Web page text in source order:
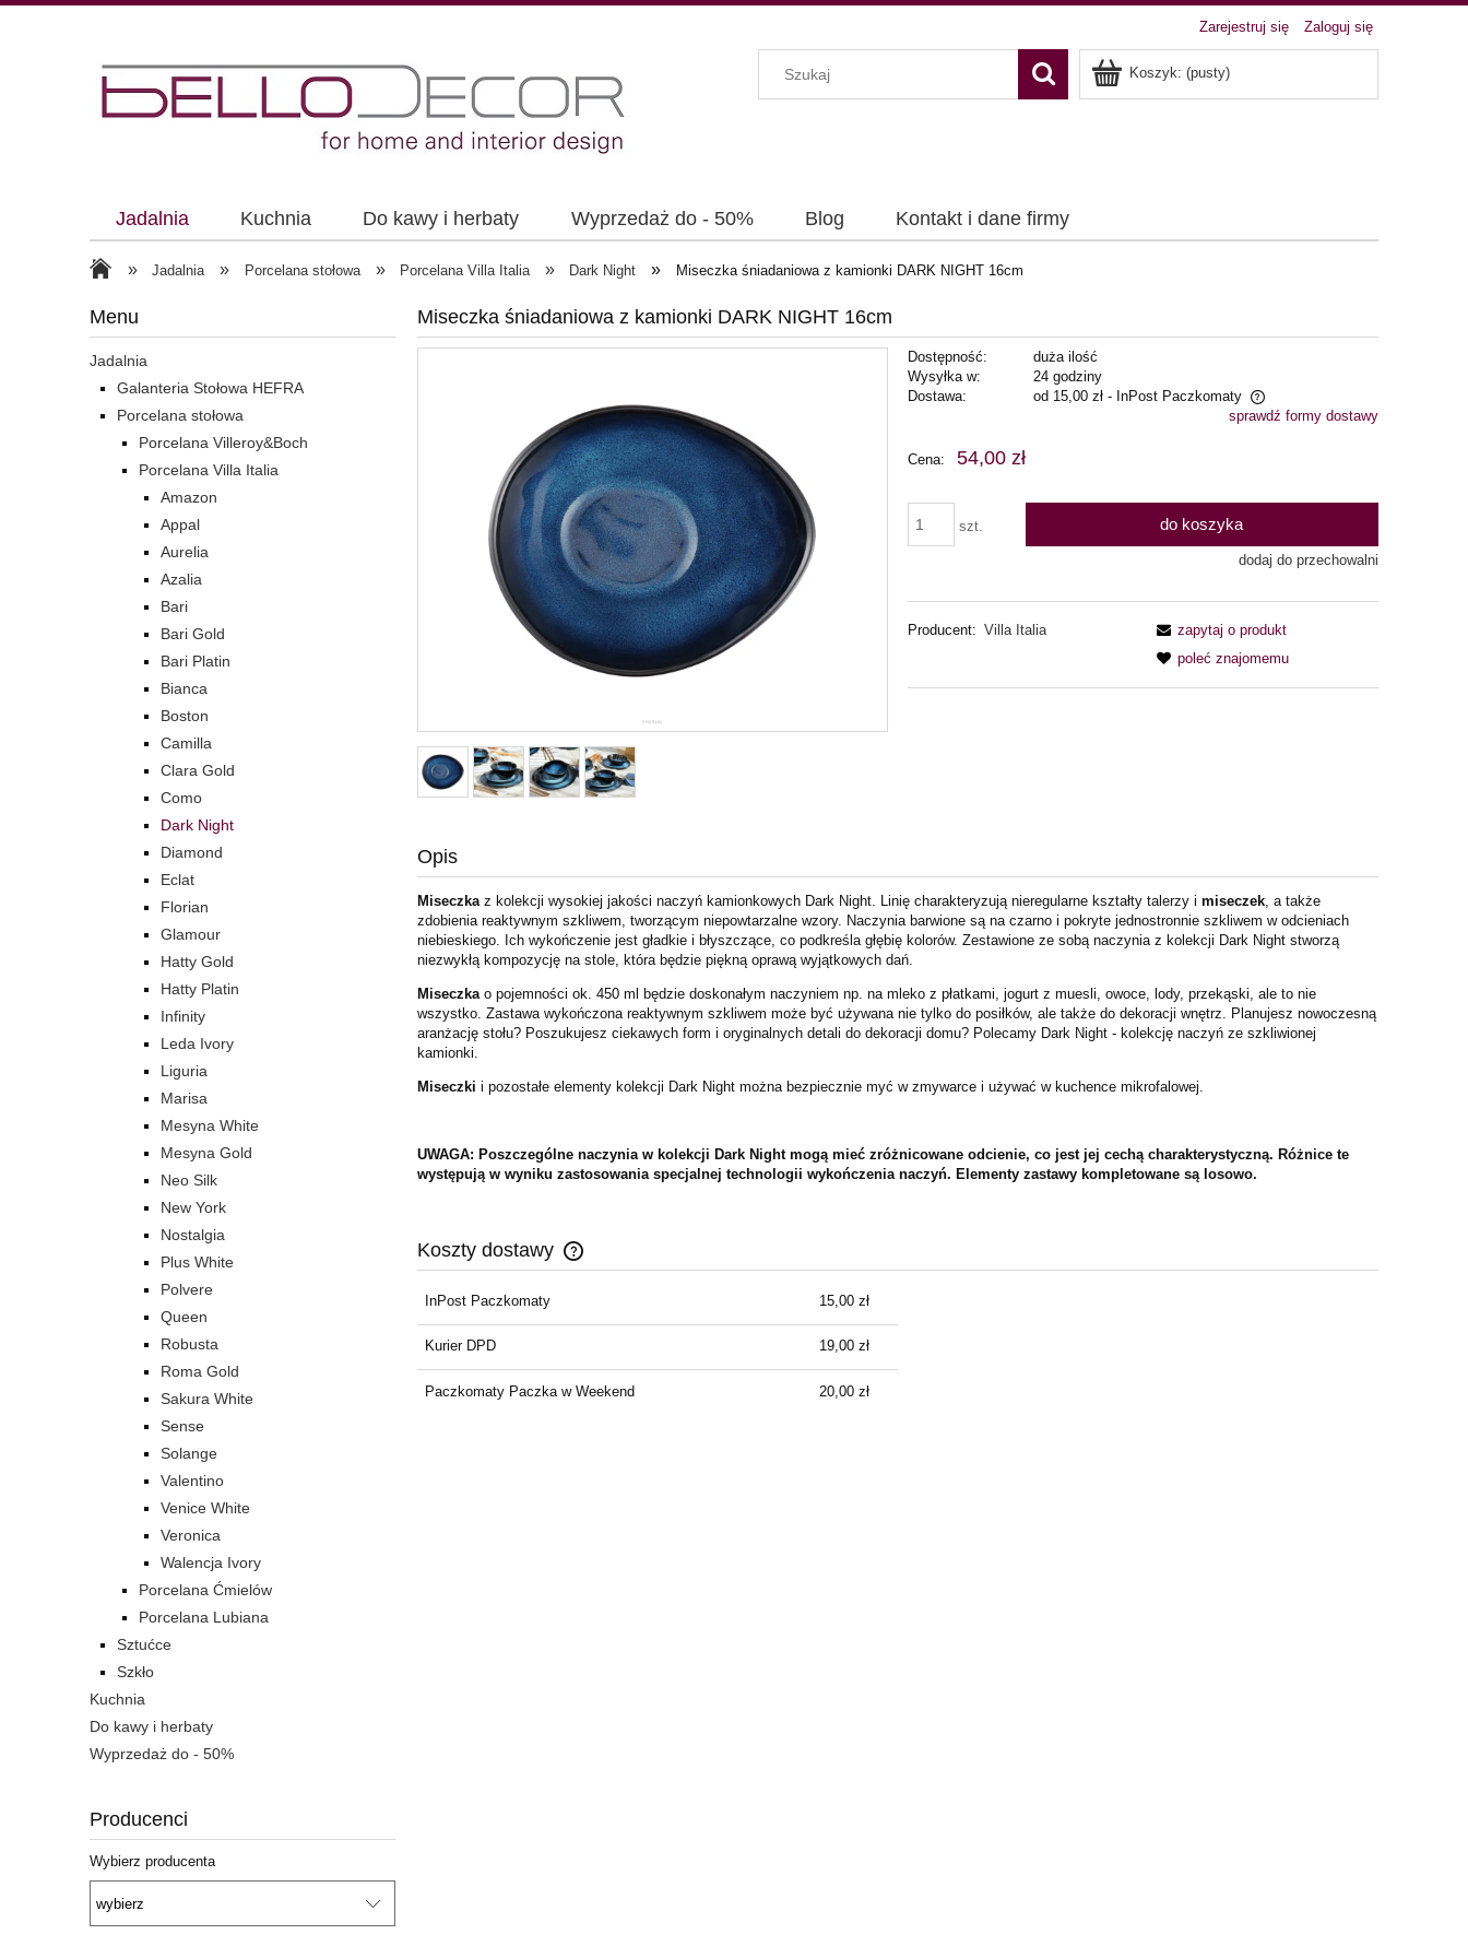
Zarejestruj się Zaloguj się
Koszyk: (pusty)
Jadalnia Kuchnia Do kawy i herbaty Wyprzedaż do - 50% Blog Kontakt i dane firmy
» Jadalnia » Porcelana stołowa » Porcelana Villa Italia » Dark Night » Miseczka śniadaniowa z kamionki DARK NIGHT 16cm
Menu
Jadalnia
Galanteria Stołowa HEFRA
Porcelana stołowa
Porcelana Villeroy&Boch
Porcelana Villa Italia
Amazon
Appal
Aurelia
Azalia
Bari
Bari Gold
Bari Platin
Bianca
Boston
Camilla
Clara Gold
Como
Dark Night
Diamond
Eclat
Florian
Glamour
Hatty Gold
Hatty Platin
Infinity
Leda Ivory
Liguria
Marisa
Mesyna White
Mesyna Gold
Neo Silk
New York
Nostalgia
Plus White
Polvere
Queen
Robusta
Roma Gold
Sakura White
Sense
Solange
Valentino
Venice White
Veronica
Walencja Ivory
Porcelana Ćmielów
Porcelana Lubiana
Sztućce
Szkło
Kuchnia
Do kawy i herbaty
Wyprzedaż do - 50%
Producenci
Wybierz producenta
Miseczka śniadaniowa z kamionki DARK NIGHT 16cm
Dostępność:
duża ilość
Wysyłka w:
24 godziny
Dostawa:
od 15,00 zł - InPost Paczkomaty
płatności
sprawdź formy dostawy
Cena: 54,00 zł
szt. do koszyka
dodaj do przechowalni
Producent: Villa Italia
zapytaj o produkt
poleć znajomemu
Opis
Miseczka z kolekcji wysokiej jakości naczyń kamionkowych Dark Night. Linię charakteryzują nieregularne kształty talerzy i miseczek , a także
zdobienia reaktywnym szkliwem, tworzącym niepowtarzalne wzory. Naczynia barwione są na czarno i pokryte jednostronnie szkliwem w odcieniach
niebieskiego. Ich wykończenie jest gładkie i błyszczące, co podkreśla głębię kolorów. Zestawione ze sobą naczynia z kolekcji Dark Night stworzą
niezwykłą kompozycję na stole, która będzie piękną oprawą wyjątkowych dań.
Miseczka o pojemności ok. 450 ml będzie doskonałym naczyniem np. na mleko z płatkami, jogurt z muesli, owoce, lody, przekąski, ale to nie
wszystko. Zastawa wykończona reaktywnym szkliwem może być używana nie tylko do posiłków, ale także do dekoracji wnętrz. Planujesz nowoczesną
aranżację stołu? Poszukujesz ciekawych form i oryginalnych detali do dekoracji domu? Polecamy Dark Night - kolekcję naczyń ze szkliwionej
kamionki.
Miseczki i pozostałe elementy kolekcji Dark Night można bezpiecznie myć w zmywarce i używać w kuchence mikrofalowej.
UWAGA: Poszczególne naczynia w kolekcji Dark Night mogą mieć zróżnicowane odcienie, co jest jej cechą charakterystyczną. Różnice te
występują w wyniku zastosowania specjalnej technologii wykończenia naczyń. Elementy zastawy kompletowane są losowo.
Koszty dostawy
Cena nie zawiera ewentualnych kosztów
płatności
InPost Paczkomaty 15,00 zł
Kurier DPD 19,00 zł
Paczkomaty Paczka w Weekend 20,00 zł